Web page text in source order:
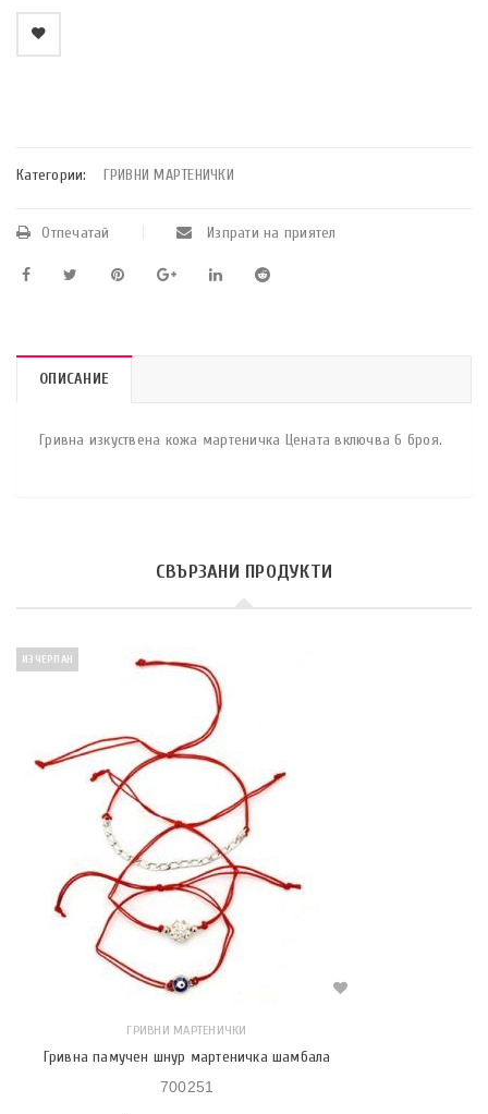
Категории: ГРИВНИ МАРТЕНИЧКИ
Отпечатай Изпрати на приятел
ОПИСАНИЕ
Гривна изкуствена кожа мартеничка Цената включва 6 броя.
СВЪРЗАНИ ПРОДУКТИ
ИЗЧЕРПАН
ГРИВНИ МАРТЕНИЧКИ
Гривна памучен шнур мартеничка шамбала
700251